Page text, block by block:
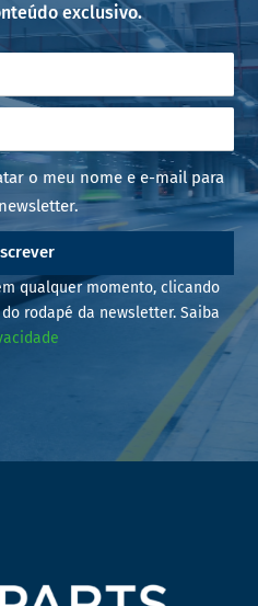
exclusivo.
o meu nome e e-mail para
qualquer momento, clicando
rodapé da newsletter. Saiba